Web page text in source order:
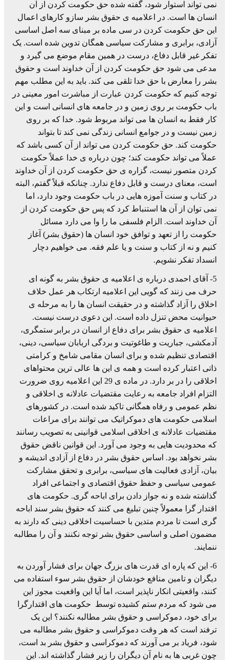
نمی تواند استوار شود، گفته شده حق حکومت کردن از آن
انسان ها است. در اعلامیه ی حقوق بشر سازو کارهای اعمال
این حق حکومت کردن در سی ماده بر مبنای سه اصل اساسی
آزادی، برابری و مشارکت سیاسی همگان تدوین شده است. یک
تفکر غیر قابل دفاع، درست در همین مقام موضع می گیرد و
مدعی می شود حق حکومت کردن از آن خداوند است و حقوق
بشر را معارض با حق خدا تلقی می کند. باید به این مطلب مهم
توجه کنیم که حکومت کردن عبارت از مباشرت امور معینی در
باب حکومت بر روی زمین و در جامعه های انسانی است و این
کار فقط به انسان ها می تواند مربوط شود. خدا که بر روی
زمین نیست و در جوامع انسانی زندگی نمی کند تا بتواند
حکومت کند. حق حکومت کردن می تواند از آن کسی باشد که
عملاً می تواند حکومت کند؛ چون درباره ی خدا عملاً حکومت
کردن متصور نیست، گزاره ی حق حکومت کردن از آن خداوند
است، معنای درست و قابل دفاع ندارد. چنانکه قبلاً گفتم، البته
در کتاب و سنت آموزه هایی در باب حکومت وجود دارد، اما
نمی توان از آن ها استنباط کرد که پس حق حکومت کردن از
آن خداوند است. الزام فلسفی ما را وا می دارد مسائل
حکومت را از تعهد و توافق خود انسان ها (حقوق بشر) آغاز
کنیم و نه از کتاب و سنت و یا علم فقه. می خواهیم دچار
انسداد تفکر نشویم.
5- آقای احمدی درباره ی اعلامیه ی حقوق بشر به گونه ای
حرف می زنند که گویی این اعلامیه ارتکاب هر عمل خلاف
اخلاق را آزاد گذاشته و در حقیقت انسان ها را به مرحله ی
حیوانیت محض تنزل داده است. این دعوی درست نیست.
اعلامیه ی حقوق بشر برای دفاع از انسان در برابر ستمگری،
آدمکشی، جباریت و طاغوتیت و بردگی اربابان سیاسی، دینی،
اقتصادی تنظیم شده و برای انسان مقامی شامخ و کرامتی
ذاتی اعتبار کرده است و همه ی این ها عالی ترین محتواهای
اخلاقی را در بر دارد. در ماده ی 29 این اعلامیه روی ضرورت
التزام افراد جامعه به رعایت مقتضیات عادلانه ی اخلاقی و
نظم عمومی و رفاه همگانی تاکید شده است. در کشورهای
اسلامی حکومت های دموکراتیک می توانند برای مراعات
مقتضیات عادلانه ی اخلاقی اسلامی قوانینی به تصویب رسانند
که محدودیت هایی به وجود می آورد. این قوانین ناقض حقوق
بشر نخواهد بود. اساس حقوق بشر در دفاع از آزادی اندیشه و
بیان، آزادی فعالیت های سیاسی، برابری و تحقق مشارکت
عمومی سیاسی و حفظ حقوق اقتصادی و اجتماعی افراد
گذاشته شده و نه جواز دادن برای اباحه گری. حکومت های
اقتدار گرا معمولاً چنین تبلیغ می کنند که حقوق بشر سند اباحه
گری است تا مردم متدین با حساسیت اخلاقی دینی که دارند به
مضمون اصلی و اساسی حقوق بشر توجه نکنند و آن را مطالبه
ننمایند.
6- این که پاره ای قدرت های بزرگ جهان برای فشار آوردن به
دیگران و تامین منافع خودشان از حقوق بشر سوء استفاده می
کنند، واقعیتی انکار ناپذیر است، اما آیا این واقعیت مجوز این
می شود که مردم ستم کشیده توسط حکومت های اقتدارگرا
برای خود، دموکراسی و حقوق بشر مطالبه نکنند؟ این یک
ترفند است که هر وقت دموکراسی و حقوق بشر مطالبه می
شود، فریاد بر می آورند که دموکراسی و حقوق بشر بد است،
چون غربی ها به نام آن دیگران را زیر فشار گذاشته اند. این